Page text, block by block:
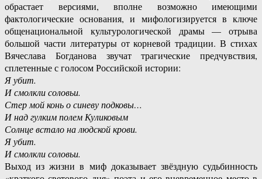
обрастает версиями, вполне возможно имеющими
фактологические основания, и мифологизируется в ключе
общенациональной культурологической драмы — отрыва
большой части литературы от корневой традиции. В стихах
Вячеслава Богданова звучат трагические предчувствия,
сплетенные с голосом Российской истории:
Я убит.
И смолкли соловьи.
Стер мой конь о синеву подковы…
И над гулким полем Куликовым
Солнце встало на людской крови.
Я убит.
И смолкли соловьи.
Выход из жизни в миф доказывает звёздную судьбинность